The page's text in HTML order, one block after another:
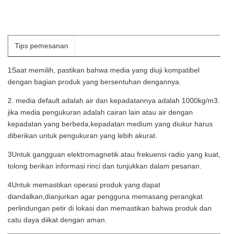
Tips pemesanan
1Saat memilih, pastikan bahwa media yang diuji kompatibel
dengan bagian produk yang bersentuhan dengannya.
2. media default adalah air dan kepadatannya adalah 1000kg/m3.
jika media pengukuran adalah cairan lain atau air dengan
kepadatan yang berbeda,kepadatan medium yang diukur harus
diberikan untuk pengukuran yang lebih akurat.
3Untuk gangguan elektromagnetik atau frekuensi radio yang kuat,
tolong berikan informasi rinci dan tunjukkan dalam pesanan.
4Untuk memastikan operasi produk yang dapat
diandalkan,dianjurkan agar pengguna memasang perangkat
perlindungan petir di lokasi dan memastikan bahwa produk dan
catu daya diikat dengan aman.